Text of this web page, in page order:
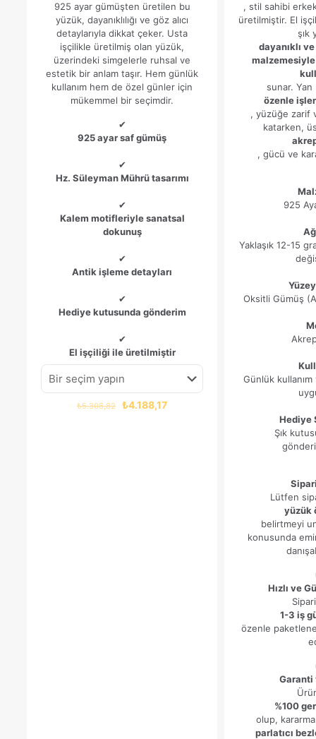
925 ayar gümüşten üretilen bu
yüzük, dayanıklılığı ve göz alıcı
detaylarıyla dikkat çeker. Usta
işçilikle üretilmiş olan yüzük,
üzerindeki simgelerle ruhsal ve
estetik bir anlam taşır. Hem günlük
kullanım hem de özel günler için
mükemmel bir seçimdir.
✔
925 ayar saf gümüş
✔
Hz. Süleyman Mührü tasarımı
✔
Kalem motifleriyle sanatsal
dokunuş
✔
Antik işleme detayları
✔
Hediye kutusunda gönderim
✔
El işçiliği ile üretilmiştir
₺5.308,82
Orijinal
₺4.188,17Şu
, stil sahibi
üretilmiştir. El
şık
dayanıklı
sunar. Yan
özenle
, yüzüğe zarif
katarken,
, gücü ve
925
Yaklaşık 12-15
Oksitli Gümüş
Günlük
Hediye
Şık
Lütfen
yüzük
belirtmeyi
konusunda
Hızlı ve
1-3 iş
özenle
Garanti
%100
olup,
parlatıcı